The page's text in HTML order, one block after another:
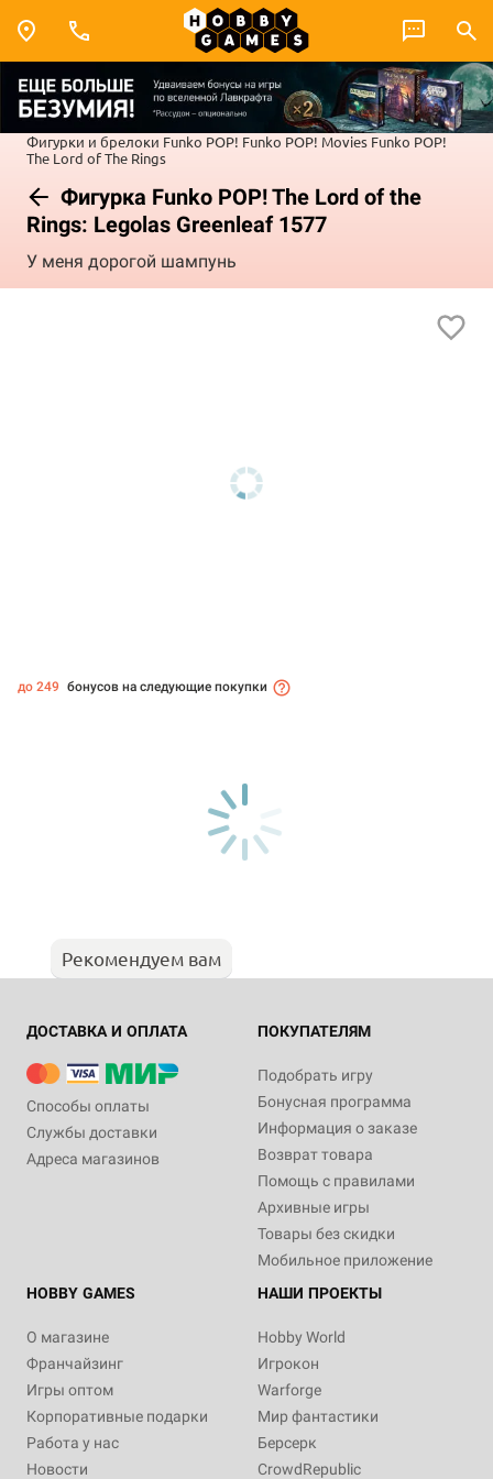
Фигурки и брелоки Funko POP! Funko POP! Movies Funko POP!
The Lord of The Rings
Фигурка Funko POP! The Lord of the
Rings: Legolas Greenleaf 1577
У меня дорогой шампунь
до 249 бонусов на следующие покупки
Рекомендуем вам
ДОСТАВКА И ОПЛАТА
Способы оплаты
Службы доставки
Адреса магазинов
ПОКУПАТЕЛЯМ
Подобрать игру
Бонусная программа
Информация о заказе
Возврат товара
Помощь с правилами
Архивные игры
Товары без скидки
Мобильное приложение
HOBBY GAMES
О магазине
Франчайзинг
Игры оптом
Корпоративные подарки
Работа у нас
Новости
НАШИ ПРОЕКТЫ
Hobby World
Игрокон
Warforge
Мир фантастики
Берсерк
CrowdRepublic